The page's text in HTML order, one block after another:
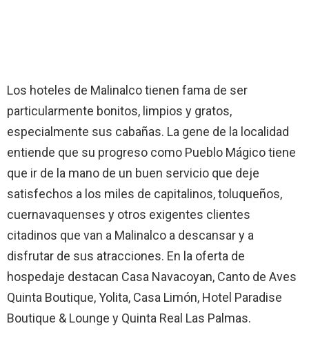
Los hoteles de Malinalco tienen fama de ser
particularmente bonitos, limpios y gratos,
especialmente sus cabañas. La gene de la localidad
entiende que su progreso como Pueblo Mágico tiene
que ir de la mano de un buen servicio que deje
satisfechos a los miles de capitalinos, toluqueños,
cuernavaquenses y otros exigentes clientes
citadinos que van a Malinalco a descansar y a
disfrutar de sus atracciones. En la oferta de
hospedaje destacan Casa Navacoyan, Canto de Aves
Quinta Boutique, Yolita, Casa Limón, Hotel Paradise
Boutique & Lounge y Quinta Real Las Palmas.